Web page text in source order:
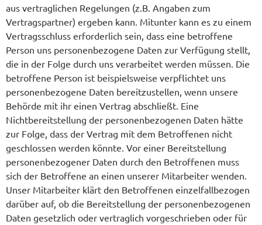
aus vertraglichen Regelungen (z.B. Angaben zum
Vertragspartner) ergeben kann. Mitunter kann es zu einem
Vertragsschluss erforderlich sein, dass eine betroffene
Person uns personenbezogene Daten zur Verfügung stellt,
die in der Folge durch uns verarbeitet werden müssen. Die
betroffene Person ist beispielsweise verpflichtet uns
personenbezogene Daten bereitzustellen, wenn unsere
Behörde mit ihr einen Vertrag abschließt. Eine
Nichtbereitstellung der personenbezogenen Daten hätte
zur Folge, dass der Vertrag mit dem Betroffenen nicht
geschlossen werden könnte. Vor einer Bereitstellung
personenbezogener Daten durch den Betroffenen muss
sich der Betroffene an einen unserer Mitarbeiter wenden.
Unser Mitarbeiter klärt den Betroffenen einzelfallbezogen
darüber auf, ob die Bereitstellung der personenbezogenen
Daten gesetzlich oder vertraglich vorgeschrieben oder für